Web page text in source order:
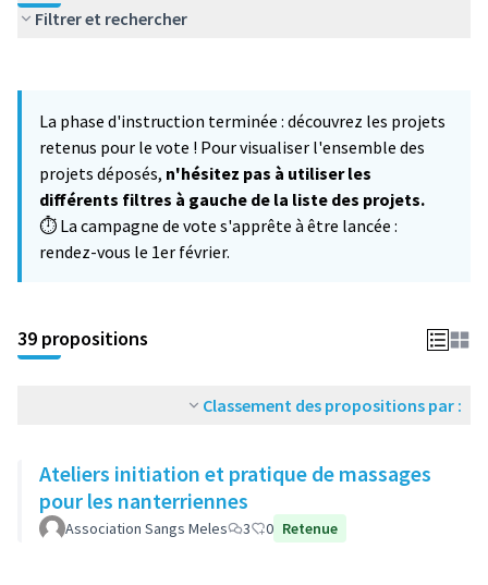
Filtrer et rechercher
−
La phase d'instruction terminée : découvrez les projets
retenus pour le vote ! Pour visualiser l'ensemble des
projets déposés, n'hésitez pas à utiliser les
différents filtres à gauche de la liste des projets.
⏱️ La campagne de vote s'apprête à être lancée :
rendez-vous le 1er février.
39 propositions
Classement des propositions par :
Ateliers initiation et pratique de massages
pour les nanterriennes
Association Sangs Meles 3 0 Retenue